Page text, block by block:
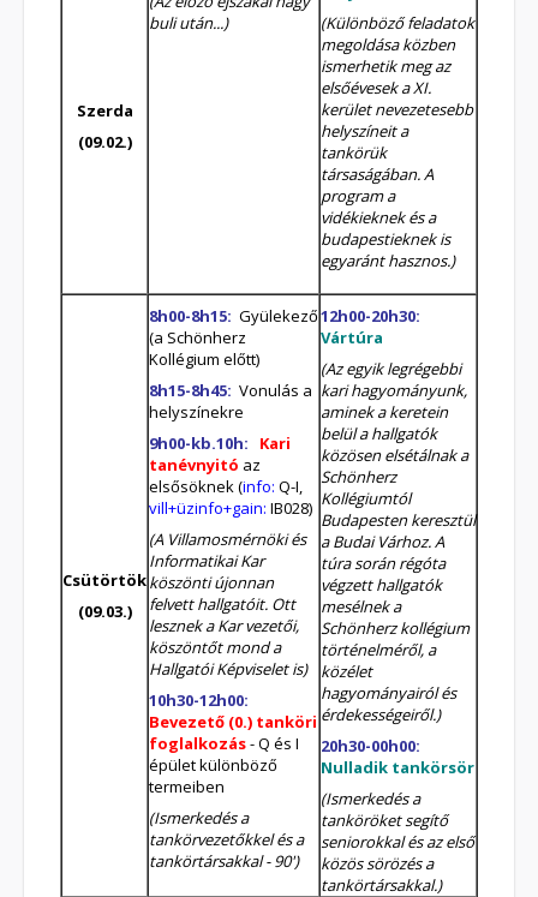
Szerda
(09.02.)
buli után...)
(Különböző feladatok
megoldása közben
ismerhetik meg az
elsőévesek a XI.
kerület nevezetesebb
helyszíneit a
tankörük
társaságában. A
program a
vidékieknek és a
budapestieknek is
egyaránt hasznos.)
Csütörtök
(09.03.)
8h00-8h15: Gyülekező
(a Schönherz
Kollégium előtt)
8h15-8h45: Vonulás a
helyszínekre
9h00-kb.10h:
Kari
tanévnyitó az
elsősöknek (info: Q-I,
vill+üzinfo+gain: IB028)
(A Villamosmérnöki és
Informatikai Kar
köszönti újonnan
felvett hallgatóit. Ott
lesznek a Kar vezetői,
köszöntőt mond a
Hallgatói Képviselet is)
10h30-12h00:
Bevezető (0.) tanköri
foglalkozás- Q és I
épület különböző
termeiben
(Ismerkedés a
tankörvezetőkkel és a
tankörtársakkal - 90')
12h00-20h30:
Vártúra
(Az egyik legrégebbi
kari hagyományunk,
aminek a keretein
belül a hallgatók
közösen elsétálnak a
Schönherz
Kollégiumtól
Budapesten keresztül
a Budai Várhoz. A
túra során régóta
végzett hallgatók
mesélnek a
Schönherz kollégium
történelméről, a
közélet
hagyományairól és
érdekességeiről.)
20h30-00h00:
Nulladik tankörsör
(Ismerkedés a
tanköröket segítő
seniorokkal és az első
közös sörözés a
tankörtársakkal.)